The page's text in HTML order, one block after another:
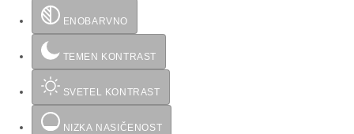
ENOBARVNO
TEMEN KONTRAST
SVETEL KONTRAST
NIZKA NASIČENOST